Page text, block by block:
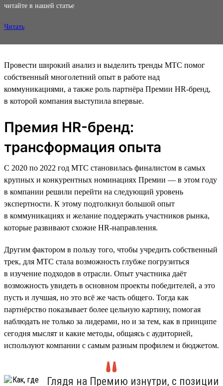
читайте в нашей статье
Читать
Провести широкий анализ и выделить тренды МТС помог
собственный многолетний опыт в работе над
коммуникациями, а также роль партнёра Премии HR-бренд,
в которой компания выступила впервые.
Премия HR-бренд:
трансформация опыта
С 2020 по 2022 год МТС становилась финалистом в самых
крупных и конкурентных номинациях Премии — в этом году
в компании решили перейти на следующий уровень
экспертности. К этому подтолкнул большой опыт
в коммуникациях и желание поддержать участников рынка,
которые развивают схожие HR-направления.
Другим фактором в пользу того, чтобы учредить собственный
трек, для МТС стала возможность глубже погрузиться
в изучение подходов в отрасли. Опыт участника даёт
возможность увидеть в основном проекты победителей, а это
пусть и лучшая, но это всё же часть общего. Тогда как
партнёрство показывает более цельную картину, помогая
наблюдать не только за лидерами, но и за тем, как в принципе
сегодня мыслят и какие методы, общаясь с аудиторией,
используют компании с самым разным профилем и бюджетом.
Глядя на Премию изнутри, с позиции